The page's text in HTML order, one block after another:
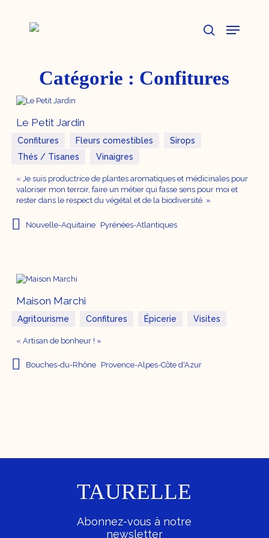
Menu
Catégorie : Confitures
Le Petit Jardin
Confitures Fleurs comestibles
Sirops
Thés / Tisanes
Vinaigres
« Je suis productrice de plantes aromatiques et médicinales pour
valoriser mon terroir, faire un métier qui fasse sens pour moi et
rester dans le respect du végétal et de la biodiversité. »
Nouvelle-Aquitaine Pyrénées-Atlantiques
Maison Marchi
Agritourisme Confitures Épicerie Visites
« Artisan de bonheur ! »
Bouches-du-Rhône Provence-Alpes-Côte d'Azur
TAURELLE
Abonnez-vous à notre
newsletter